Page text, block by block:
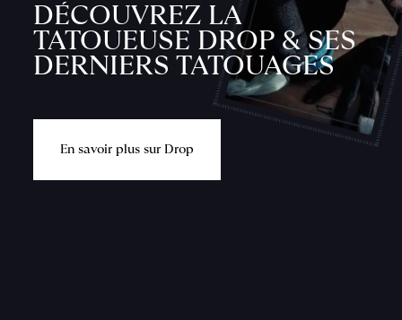
DÉCOUVREZ LA
TATOUEUSE DROP & SES
DERNIERS TATOUAGES
En savoir plus sur Drop